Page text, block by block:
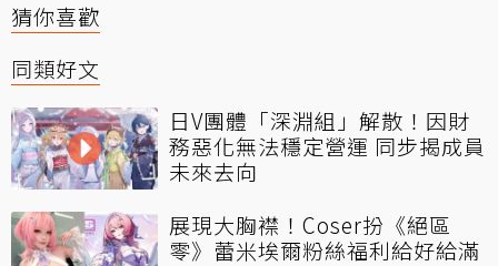
猜你喜歡
同類好文
日V團體「深淵組」解散！因財
務惡化無法穩定營運 同步揭成員
未來去向
展現大胸襟！Coser扮《絕區
零》蕾米埃爾粉絲福利給好給滿